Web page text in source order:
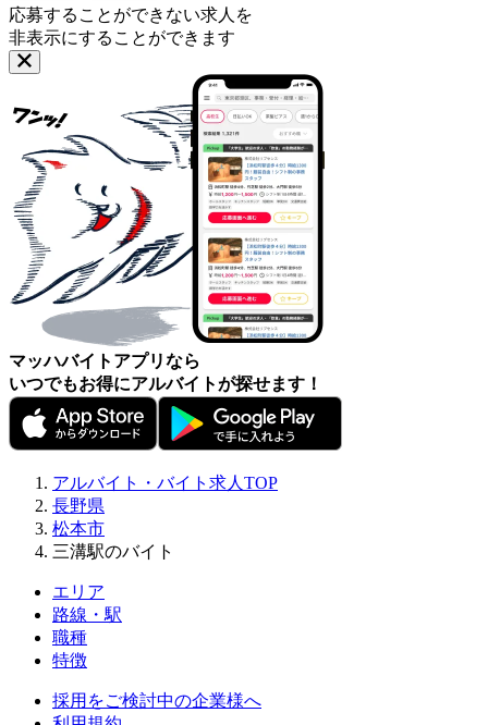
応募することができない求人を
非表示にすることができます
マッハバイトアプリなら
いつでもお得にアルバイトが探せます！
アルバイト・バイト求人TOP
長野県
松本市
三溝駅のバイト
エリア
路線・駅
職種
特徴
採用をご検討中の企業様へ